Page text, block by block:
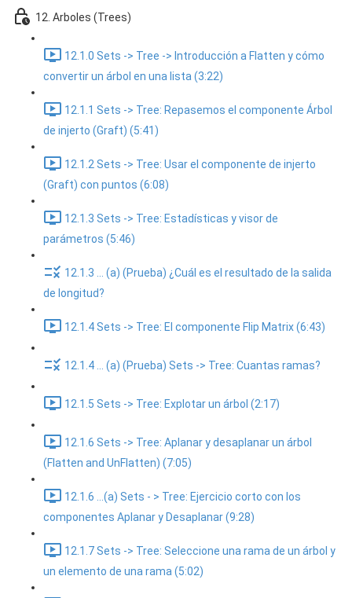
12. Arboles (Trees)
12.1.0 Sets -> Tree -> Introducción a Flatten y cómo
convertir un árbol en una lista (3:22)
12.1.1 Sets -> Tree: Repasemos el componente Árbol
de injerto (Graft) (5:41)
12.1.2 Sets -> Tree: Usar el componente de injerto
(Graft) con puntos (6:08)
12.1.3 Sets -> Tree: Estadísticas y visor de
parámetros (5:46)
12.1.3 ... (a) (Prueba) ¿Cuál es el resultado de la salida
de longitud?
12.1.4 Sets -> Tree: El componente Flip Matrix (6:43)
12.1.4 ... (a) (Prueba) Sets -> Tree: Cuantas ramas?
12.1.5 Sets -> Tree: Explotar un árbol (2:17)
12.1.6 Sets -> Tree: Aplanar y desaplanar un árbol
(Flatten and UnFlatten) (7:05)
12.1.6 ...(a) Sets - > Tree: Ejercicio corto con los
componentes Aplanar y Desaplanar (9:28)
12.1.7 Sets -> Tree: Seleccione una rama de un árbol y
un elemento de una rama (5:02)